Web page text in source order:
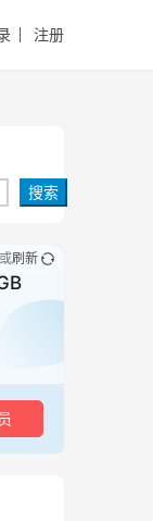
注册
搜索
或刷新